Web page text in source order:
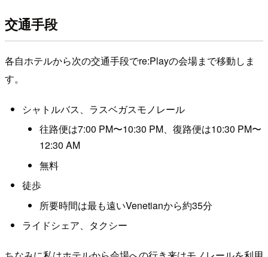
交通手段
各自ホテルから次の交通手段でre:Playの会場まで移動しま
す。
シャトルバス、ラスベガスモノレール
往路便は7:00 PM〜10:30 PM、復路便は10:30 PM〜
12:30 AM
無料
徒歩
所要時間は最も遠いVenetianから約35分
ライドシェア、タクシー